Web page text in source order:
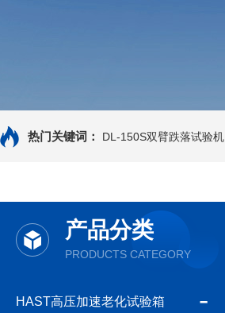
热门关键词： DL-150S双臂跌落试验机
产品分类
PRODUCTS CATEGORY
HAST高压加速老化试验箱